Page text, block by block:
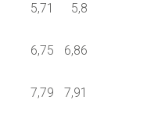
5,71 5,8
6,75 6,86
7,79 7,91